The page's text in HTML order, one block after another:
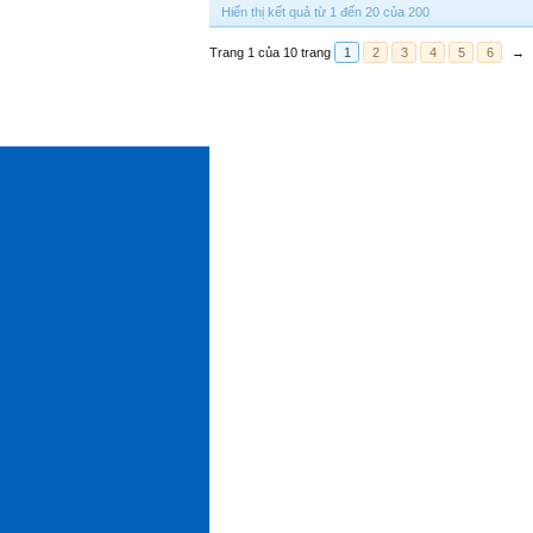
Hiển thị kết quả từ 1 đến 20 của 200
Trang 1 của 10 trang 1 2 3 4 5 6 →